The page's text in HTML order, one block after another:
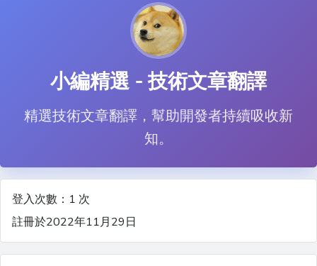
小編精選 - 技術文章翻譯
精選技術文章翻譯，幫助開發者持續吸收新
知。
登入次數：1 次
註冊於2022年11月29日